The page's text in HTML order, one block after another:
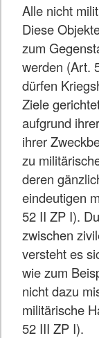
Alle nicht
Diese
zum
werden (Art.
dürfen
Ziele
aufgrund
ihrer
zu
deren
eindeutigen
52 II ZP I).
zwischen
versteht es
wie zum
nicht dazu
militärische
52 III ZP I).